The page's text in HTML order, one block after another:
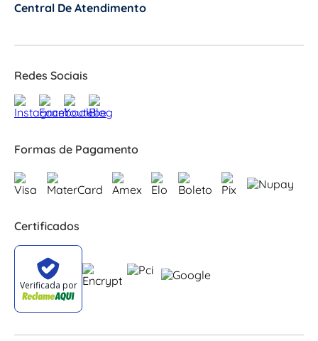
Central De Atendimento
Redes Sociais
Formas de Pagamento
Certificados